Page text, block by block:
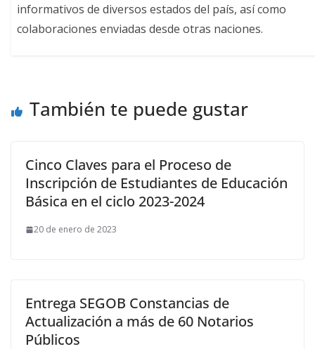
informativos de diversos estados del país, así como
colaboraciones enviadas desde otras naciones.
También te puede gustar
Cinco Claves para el Proceso de
Inscripción de Estudiantes de Educación
Básica en el ciclo 2023-2024
20 de enero de 2023
Entrega SEGOB Constancias de
Actualización a más de 60 Notarios
Públicos